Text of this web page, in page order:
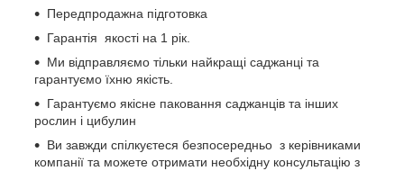
Передпродажна підготовка
Гарантія якості на 1 рік.
Ми відправляємо тільки найкращі саджанці та
гарантуємо їхню якість.
Гарантуємо якісне паковання саджанців та інших
рослин і цибулин
Ви завжди спілкуєтеся безпосередньо з керівниками
компанії та можете отримати необхідну консультацію з